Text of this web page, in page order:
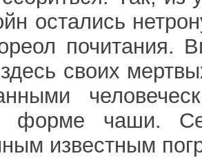
остались
почитания.
своих
форме чаши.
известным